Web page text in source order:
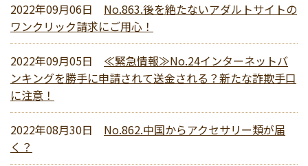
2022年09月06日
No.863.後を絶たないアダルトサイトの
ワンクリック請求にご用心！
2022年09月05日
≪緊急情報≫No.24インターネットバ
ンキングを勝手に申請されて送金される？新たな詐欺手口
に注意！
2022年08月30日
No.862.中国からアクセサリー類が届
く？